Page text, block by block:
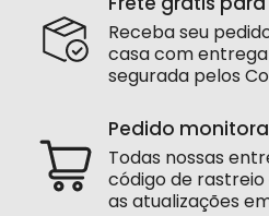
Receba seu
casa com
segurada pelos
Pedido
Todas nossas
código de
as atualizações